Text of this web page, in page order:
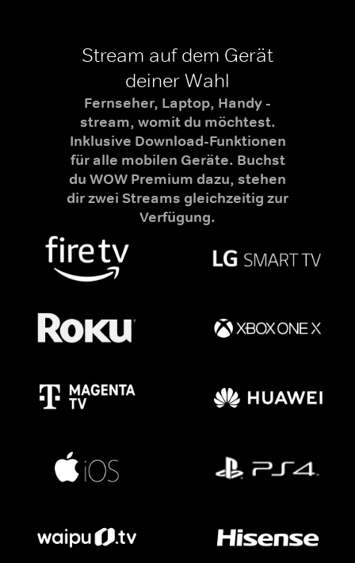
Stream auf dem Gerät
deiner Wahl
Fernseher, Laptop, Handy -
stream, womit du möchtest.
Inklusive Download-Funktionen
für alle mobilen Geräte. Buchst
du WOW Premium dazu, stehen
dir zwei Streams gleichzeitig zur
Verfügung.